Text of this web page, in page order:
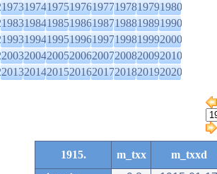
19731974197519761977197819791980
19831984198519861987198819891990
19931994199519961997199819992000
20032004200520062007200820092010
20132014201520162017201820192020
1915. m_txx
m_txxd